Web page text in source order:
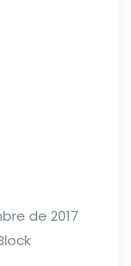
de 2017